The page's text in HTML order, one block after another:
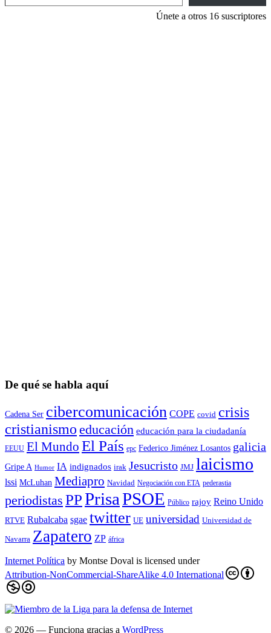
Únete a otros 16 suscriptores
De qué se habla aquí
Cadena Ser cibercomunicación COPE covid crisis
cristianismo educación educación para la ciudadaní­a
EEUU El Mundo El País epc Federico Jiménez Losantos galicia
Gripe A Humor IA indignados irak Jesucristo JMJ laicismo
lssi McLuhan Mediapro Navidad Negociación con ETA pederastia
periodistas PPPrisaPSOE Público rajoy Reino Unido
RTVE Rubalcaba sgae twitter UE universidad Universidad de
Navarra Zapatero ZP áfrica
Internet Política by Montse Doval is licensed under
Attribution-NonCommercial-ShareAlike 4.0 International
© 2026 — Funciona gracias a WordPress